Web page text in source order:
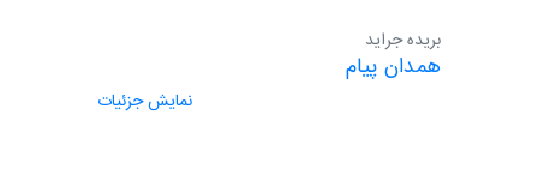
بریده جراید
همدان پیام
نمایش جزئیات